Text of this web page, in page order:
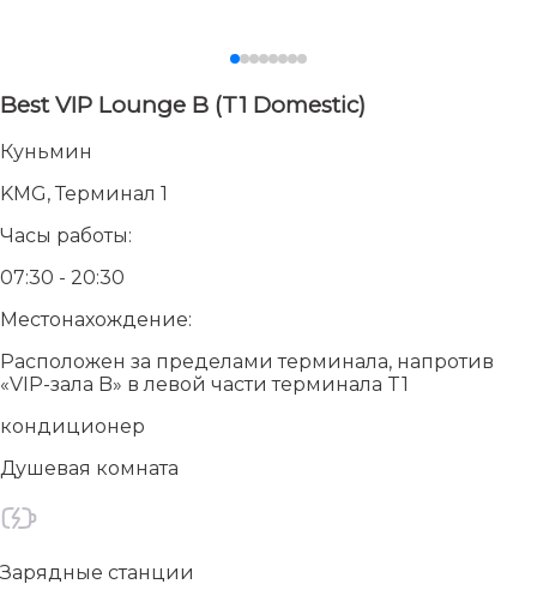
Best VIP Lounge B (T1 Domestic)
Куньмин
KMG, Терминал 1
Часы работы:
07:30 - 20:30
Местонахождение:
Расположен за пределами терминала, напротив
«VIP-зала B» в левой части терминала T1
кондиционер
Душевая комната
Зарядные станции